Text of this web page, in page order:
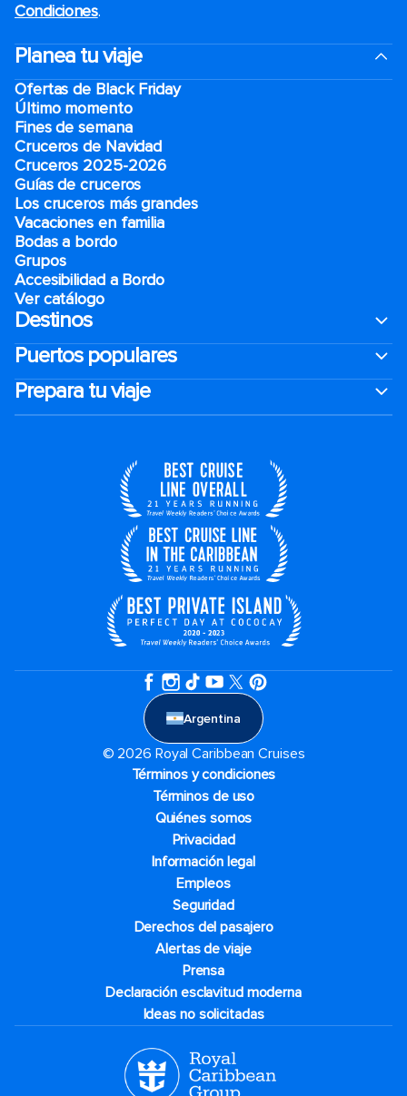
Condiciones.
Planea tu viaje
Ofertas de Black Friday
Último momento
Fines de semana
Cruceros de Navidad
Cruceros 2025-2026
Guías de cruceros
Los cruceros más grandes
Vacaciones en familia
Bodas a bordo
Grupos
Accesibilidad a Bordo
Ver catálogo
Destinos
Puertos populares
Prepara tu viaje
Argentina
© 2026 Royal Caribbean Cruises
Términos y condiciones
Términos de uso
Quiénes somos
Privacidad
Información legal
Empleos
Seguridad
Derechos del pasajero
Alertas de viaje
Prensa
Declaración esclavitud moderna
Ideas no solicitadas